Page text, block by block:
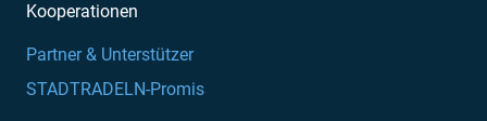
Kooperationen
Partner & Unterstützer
STADTRADELN-Promis